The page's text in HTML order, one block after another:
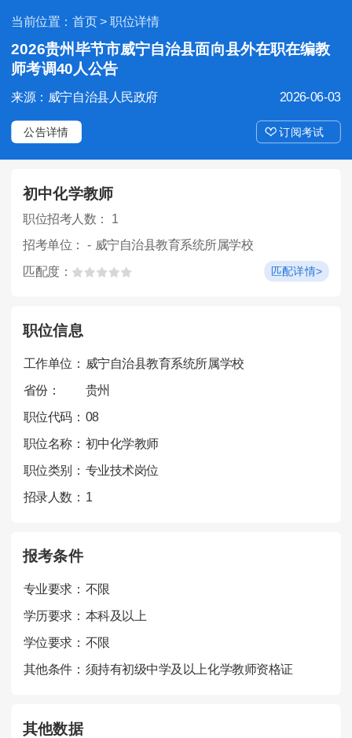
当前位置： 首页> 职位详情
2026贵州毕节市威宁自治县面向县外在职在编教
师考调40人公告
2026-06-03
来源：威宁自治县人民政府
公告详情 订阅考试
初中化学教师
职位招考人数： 1
招考单位： - 威宁自治县教育系统所属学校
匹配度： 匹配详情>
职位信息
工作单位： 威宁自治县教育系统所属学校
省份：
贵州
职位代码： 08
职位名称： 初中化学教师
职位类别： 专业技术岗位
招录人数： 1
报考条件
专业要求： 不限
学历要求： 本科及以上
学位要求： 不限
其他条件： 须持有初级中学及以上化学教师资格证
其他数据